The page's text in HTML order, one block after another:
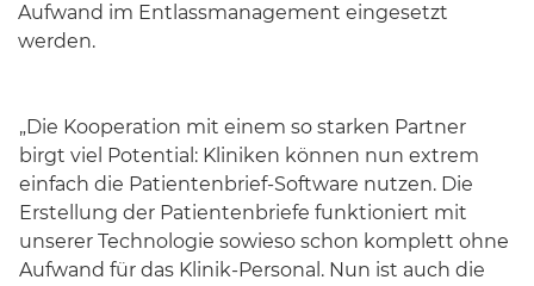
Aufwand im Entlassmanagement eingesetzt
werden.
„Die Kooperation mit einem so starken Partner
birgt viel Potential: Kliniken können nun extrem
einfach die Patientenbrief-Software nutzen. Die
Erstellung der Patientenbriefe funktioniert mit
unserer Technologie sowieso schon komplett ohne
Aufwand für das Klinik-Personal. Nun ist auch die